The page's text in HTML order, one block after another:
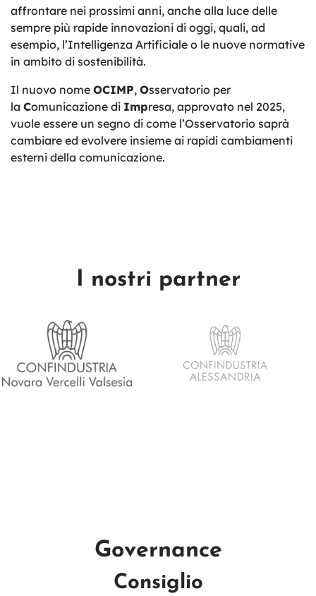
affrontare nei prossimi anni, anche alla luce delle
sempre più rapide innovazioni di oggi, quali, ad
esempio, l’Intelligenza Artificiale o le nuove normative
in ambito di sostenibilità.
Il nuovo nome OCIMP, Osservatorio per
la Comunicazione di Impresa, approvato nel 2025,
vuole essere un segno di come l’Osservatorio saprà
cambiare ed evolvere insieme ai rapidi cambiamenti
esterni della comunicazione.
I nostri partner
Governance
Consiglio